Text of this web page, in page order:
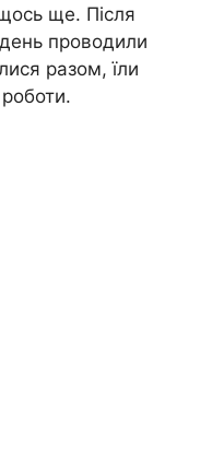
ще. Після
проводили
разом, їли